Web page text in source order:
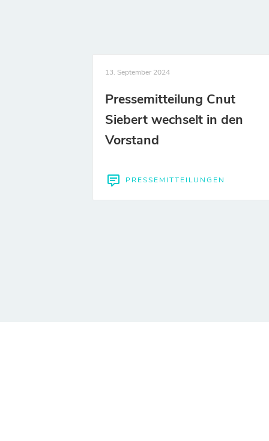
13. September 2024
Pressemitteilung Cnut
Siebert wechselt in den
Vorstand
PRESSEMITTEILUNGEN